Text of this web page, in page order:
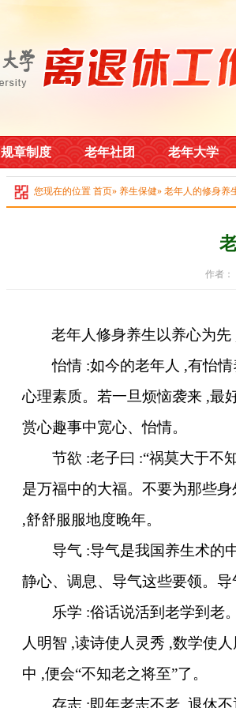
规章制度 老年社团 老年大学
您现在的位置 首页» 养生保健» 老年人的修身养
作者
老年人修身养生以养心为先
怡情 :如今的老年人 ,有怡
心理素质。若一旦烦恼袭来 ,最
赏心趣事中宽心、怡情。
节欲 :老子曰 :“祸莫大于不
是万福中的大福。不要为那些
,舒舒服服地度晚年。
导气 :导气是我国养生术的
静心、调息、导气这些要领。
乐学 :俗话说活到老学到老
人明智 ,读诗使人灵秀 ,数学使
中 ,便会“不知老之将至”了。
存志 :即年老志不老 退休